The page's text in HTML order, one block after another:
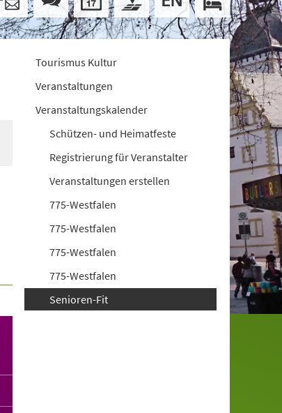
Tourismus Kultur
Veranstaltungen
Veranstaltungskalender
Schützen- und Heimatfeste
Registrierung für Veranstalter
Veranstaltungen erstellen
775-Westfalen
775-Westfalen
775-Westfalen
775-Westfalen
Senioren-Fit